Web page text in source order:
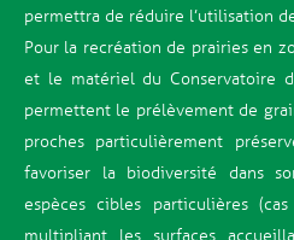
permettra de réduire l’utilisation
Pour la recréation de prairiesen
et le matériel du Conservatoire
permettent le prélèvement de
proches particulièrement
favoriser la biodiversité dans
espèces cibles particulières
multipliant les surfaces